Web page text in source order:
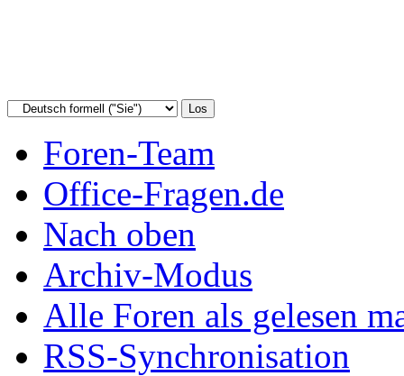
Foren-Team
Office-Fragen.de
Nach oben
Archiv-Modus
Alle Foren als gelesen
RSS-Synchronisation